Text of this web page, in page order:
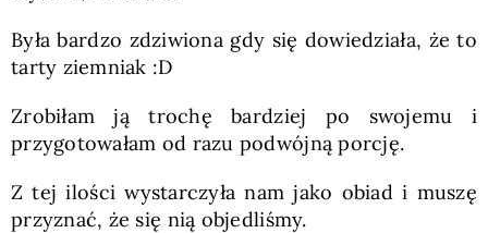
Była bardzo zdziwiona gdy się dowiedziała, że to
tarty ziemniak :D
Zrobiłam ją trochę bardziej po swojemu i
przygotowałam od razu podwójną porcję.
Z tej ilości wystarczyła nam jako obiad i muszę
przyznać, że się nią objedliśmy.